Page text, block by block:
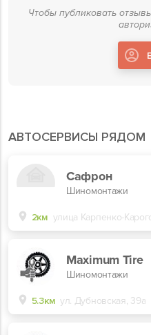
АВТОСЕРВИСЫ РЯДОМ
Сафрон
Шиномонтажи
2км улица Карпенко-
Maximum Tire
Шиномонтажи
5.3км ул. Дубновская, 39а
Чтобы публиковать